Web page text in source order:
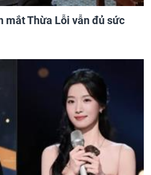
mắt Thừa Lỗi vẫn đủ sức